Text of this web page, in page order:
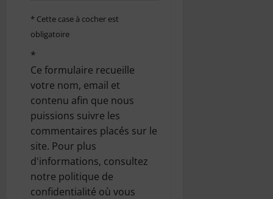
c
l
e
* Cette case à cocher est
obligatoire
*
Ce formulaire recueille
votre nom, email et
contenu afin que nous
puissions suivre les
commentaires placés sur le
site. Pour plus
d'informations, consultez
notre politique de
confidentialité où vous